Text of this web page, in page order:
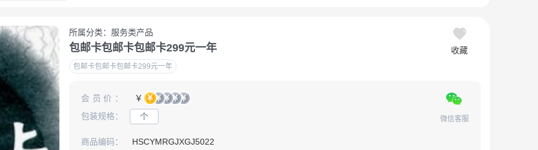
收藏
所属分类：服务类产品
包邮卡包邮卡包邮卡299元一年
包邮卡包邮卡包邮卡299元一年
微信客服
会员价：
￥
包装规格：
个
商品编码：
HSCYMRGJXGJ5022